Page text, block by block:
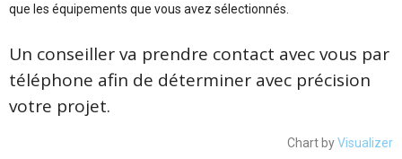
que les équipements que vous avez sélectionnés.
Un conseiller va prendre contact avec vous par
téléphone afin de déterminer avec précision
votre projet.
Chart byVisualizer